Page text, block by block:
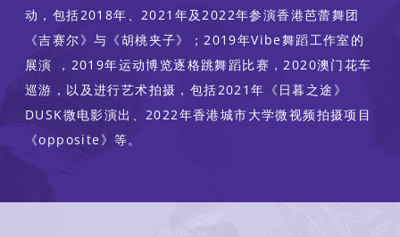
动，包括2018年、2021年及2022年参演香港芭蕾舞团
《吉赛尔》与《胡桃夹子》；2019年Vibe舞蹈工作室的
展演 ，2019年运动博览逐格跳舞蹈比赛，2020澳门花车
巡游，以及进行艺术拍摄，包括2021年《日暮之途》
DUSK微电影演出、2022年香港城市大学微视频拍摄项目
《opposite》等。